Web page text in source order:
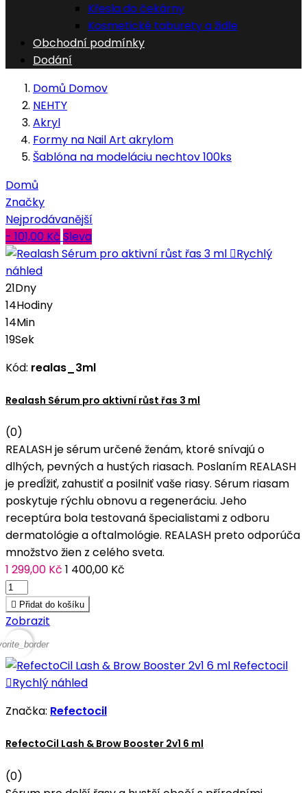
Křesla do čekárny
Kosmetické taburety a židle
Obchodní podmínky
Dodání
Domů Domov
NEHTY
Akryl
Formy na Nail Art akrylom
Šablóna na modeláciu nechtov 100ks
Domů
Značky
Nejprodávanější
- 101,00 Kč Sleva
Rychlý
náhled
21Dny
14Hodiny
14Min
18Sek
Kód: realas_3ml
Realash Sérum pro aktivní růst řas 3 ml
(0)
REALASH je sérum určené ženám, ktoré snívajú o
dlhých, pevných a hustých riasach. Poslaním REALASH
je predĺžiť, zahustiť a posilniť vaše riasy. Sérum riasam
poskytuje rýchlu obnovu a regeneráciu. Jeho
receptúra bola testovaná špecialistami z odboru
dermatológie a oftalmológie. REALASH preto odporúča
množstvo žien z celého sveta.
1 299,00 Kč 1 400,00 Kč
 Přidat do košíku
Zobrazit
Rychlý náhled
Značka: Refectocil
RefectoCil Lash & Brow Booster 2v1 6 ml
(0)